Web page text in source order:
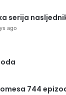
serija
ago
744